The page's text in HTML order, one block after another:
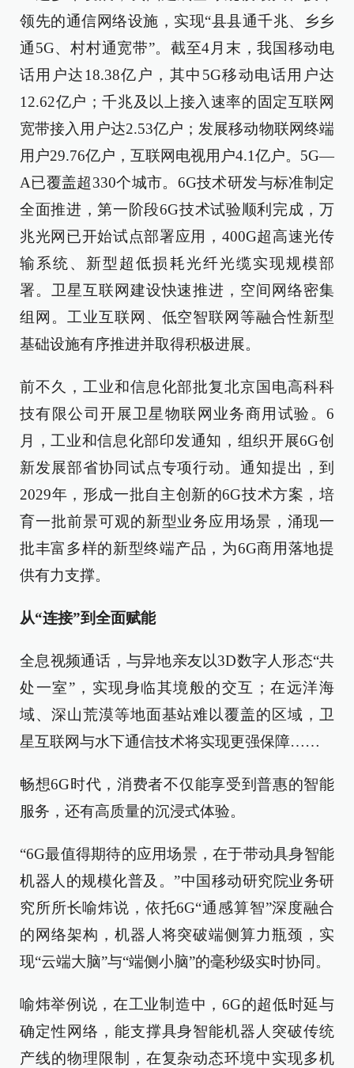
领先的通信网络设施，实现“县县通千兆、乡乡
通5G、村村通宽带”。截至4月末，我国移动电
话用户达18.38亿户，其中5G移动电话用户达
12.62亿户；千兆及以上接入速率的固定互联网
宽带接入用户达2.53亿户；发展移动物联网终端
用户29.76亿户，互联网电视用户4.1亿户。5G—
A已覆盖超330个城市。6G技术研发与标准制定
全面推进，第一阶段6G技术试验顺利完成，万
兆光网已开始试点部署应用，400G超高速光传
输系统、新型超低损耗光纤光缆实现规模部
署。卫星互联网建设快速推进，空间网络密集
组网。工业互联网、低空智联网等融合性新型
基础设施有序推进并取得积极进展。
前不久，工业和信息化部批复北京国电高科科
技有限公司开展卫星物联网业务商用试验。6
月，工业和信息化部印发通知，组织开展6G创
新发展部省协同试点专项行动。通知提出，到
2029年，形成一批自主创新的6G技术方案，培
育一批前景可观的新型业务应用场景，涌现一
批丰富多样的新型终端产品，为6G商用落地提
供有力支撑。
从“连接”到全面赋能
全息视频通话，与异地亲友以3D数字人形态“共
处一室”，实现身临其境般的交互；在远洋海
域、深山荒漠等地面基站难以覆盖的区域，卫
星互联网与水下通信技术将实现更强保障……
畅想6G时代，消费者不仅能享受到普惠的智能
服务，还有高质量的沉浸式体验。
“6G最值得期待的应用场景，在于带动具身智能
机器人的规模化普及。”中国移动研究院业务研
究所所长喻炜说，依托6G“通感算智”深度融合
的网络架构，机器人将突破端侧算力瓶颈，实
现“云端大脑”与“端侧小脑”的毫秒级实时协同。
喻炜举例说，在工业制造中，6G的超低时延与
确定性网络，能支撑具身智能机器人突破传统
产线的物理限制，在复杂动态环境中实现多机